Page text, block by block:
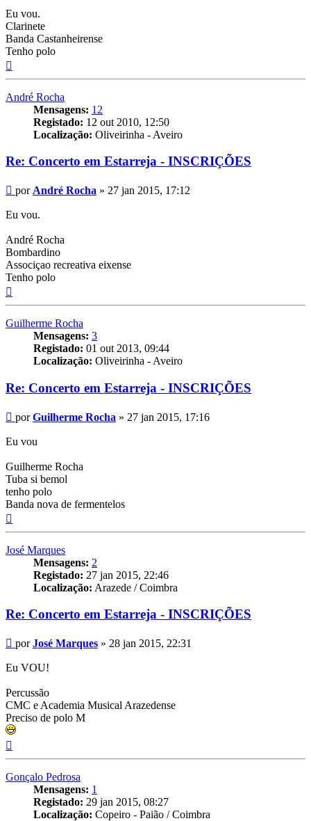
Eu vou.
Clarinete
Banda Castanheirense
Tenho polo
André Rocha
Mensagens: 12
Registado: 12 out 2010, 12:50
Localização: Oliveirinha - Aveiro
Re: Concerto em Estarreja - INSCRIÇÕES
Mensagem
por André Rocha » 27 jan 2015, 17:12
Eu vou.
André Rocha
Bombardino
Associçao recreativa eixense
Tenho polo
Guilherme Rocha
Mensagens: 3
Registado: 01 out 2013, 09:44
Localização: Oliveirinha - Aveiro
Re: Concerto em Estarreja - INSCRIÇÕES
Mensagem
porGuilherme Rocha » 27 jan 2015, 17:16
Eu vou
Guilherme Rocha
Tuba si bemol
tenho polo
Banda nova de fermentelos
José Marques
Mensagens: 2
Registado: 27 jan 2015, 22:46
Localização: Arazede / Coimbra
Re: Concerto em Estarreja - INSCRIÇÕES
Mensagem
porJosé Marques » 28 jan 2015, 22:31
Eu VOU!
Percussão
CMC e Academia Musical Arazedense
Preciso de polo M
Gonçalo Pedrosa
Mensagens: 1
Registado: 29 jan 2015, 08:27
Localização: Copeiro - Paião / Coimbra